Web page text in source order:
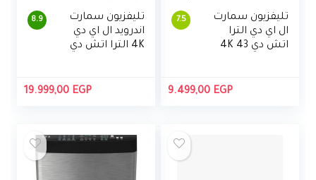
7.5
تليفزيون سمارت
ال اي دي الترا
اتش دي 4K 43
9.499,00 EGP
8.9
تليفزيون سمارت
اندرويد ال اي دي
4K الترا اتش دي
كنترول من شارب19.999,00 EGP